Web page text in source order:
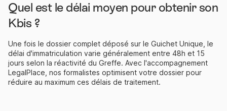
Quel est le délai moyen pour obtenir son
Kbis ?
Une fois le dossier complet déposé sur le Guichet Unique, le
délai d'immatriculation varie généralement entre 48h et 15
jours selon la réactivité du Greffe. Avec l'accompagnement
LegalPlace, nos formalistes optimisent votre dossier pour
réduire au maximum ces délais de traitement.